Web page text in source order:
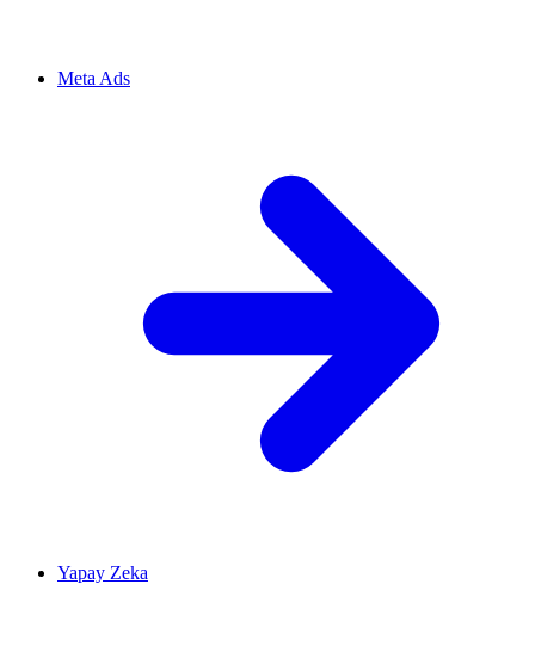
Meta Ads
Yapay Zeka